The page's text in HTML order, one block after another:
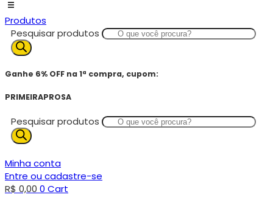
Produtos
Pesquisar produtos
Ganhe 6% OFF na 1ª compra, cupom:
PRIMEIRAPROSA
Pesquisar produtos
Minha conta
Entre ou cadastre-se
R$ 0,00 0 Cart